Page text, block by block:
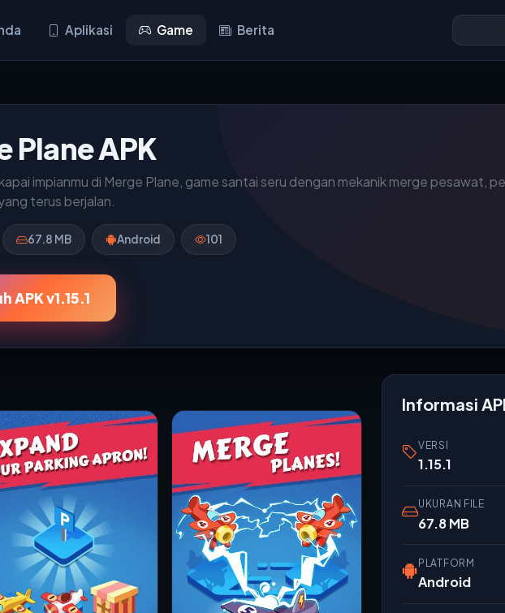
Aplikasi Game Berita
Plane APK
impianmu di Merge Plane, game santai seru dengan mekanik merge pesawat,
terus berjalan.
67.8 MB Android 101
APK v1.15.1
Informasi
VERSI
1.15.1
UKURAN FILE
67.8 MB
PLATFORM
Android